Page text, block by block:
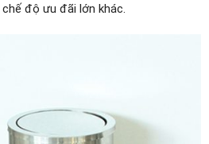
độ ưu đãi lớn khác.